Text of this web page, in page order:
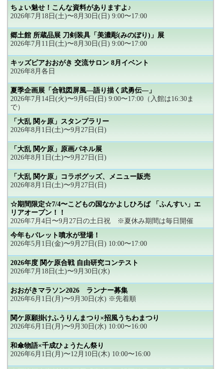
ちょい魅せ！こんな資料がありますよ♪
2026年7月18日(土)〜8月30日(日) 9:00〜17:00
郷土館 所蔵品展 刀剣装具「美濃彫(みのぼり)」展
2026年7月11日(土)〜8月30日(日) 9:00〜17:00
キッズピアおおがき 交流サロン 8月イベント
2026年8月各日
夏季企画展「合戦図屏風―語り描く武勇伝―」
2026年7月14日(火)〜9月6日(日) 9:00〜17:00（入館は16:30ま
で）
「大乱 関ヶ原」スタンプラリー
2026年8月1日(土)〜9月27日(日)
「大乱 関ケ原」原画パネル展
2026年8月1日(土)〜9月27日(日)
「大乱 関ケ原」コラボグッズ、メニュー販売
2026年8月1日(土)〜9月27日(日)
☆期間限定☆7/4〜こどもの国なかよしひろば 「ふんすい」エ
リアオープン！！
2026年7月4日〜9月27日の土日祝 ※夏休み期間は毎日開催
今年もパレット噴水が登場！
2026年5月1日(金)〜9月27日(日) 10:00〜17:00
2026年度 関ケ原合戦 自由研究コンテスト
2026年7月18日(土)〜9月30日(水)
おおがきマラソン2026 ランナー募集
2026年6月1日(月)〜9月30日(水) ※先着順
関ケ原願掛けふうりんまつり×招風うちわまつり
2026年6月1日(月)〜9月30日(水) 10:00〜16:00
和傘物語×千成ひょうたん祭り
2026年6月1日(月)〜12月10日(木) 10:00〜16:00